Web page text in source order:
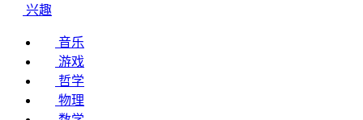
兴趣
音乐
游戏
哲学
物理